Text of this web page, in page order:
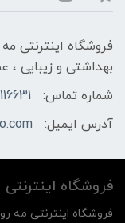
فروشگاه اینترنتی
بهداشتی و زیبایی ،
شماره تماس:
آدرس ایمیل:
فروشگاه
فروشگاه اینترنتی مه‌